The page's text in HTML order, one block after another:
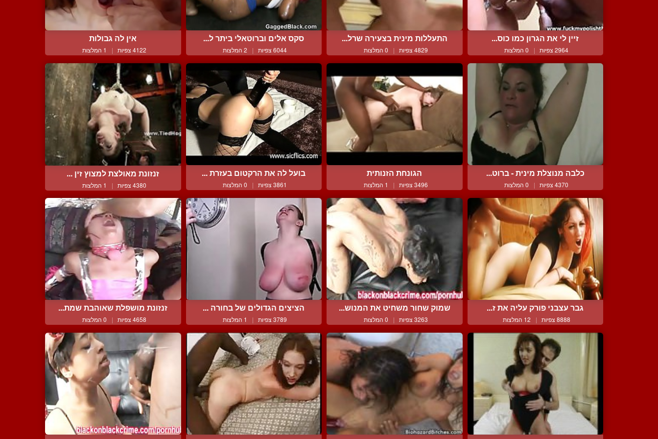
זיין לי את הגרון כמו כוס...
2964 צפיות | 0 המלצות
התעללות מינית בצעירה שרל...
4829 צפיות | 0 המלצות
סקס אלים וברוטאלי ביתר ל...
6044 צפיות | 2 המלצות
אין לה גבולות
4122 צפיות | 1 המלצות
כלבה מנוצלת מינית - ברוט...
4370 צפיות | 0 המלצות
הגונחת הזנותית
3496 צפיות | 1 המלצות
בועל לה את הרקטום בעזרת ...
3861 צפיות | 0 המלצות
זנזונת מאולצת למצוץ זין ...
4380 צפיות | 1 המלצות
גבר עצבני פורק עליה את ז...
8888 צפיות | 12 המלצות
שמוק שחור משחיט את המנוש...
3263 צפיות | 0 המלצות
הציצים הגדולים של בחורה ...
3789 צפיות | 1 המלצות
זנזונת מושפלת שאוהבת שמת...
4658 צפיות | 0 המלצות